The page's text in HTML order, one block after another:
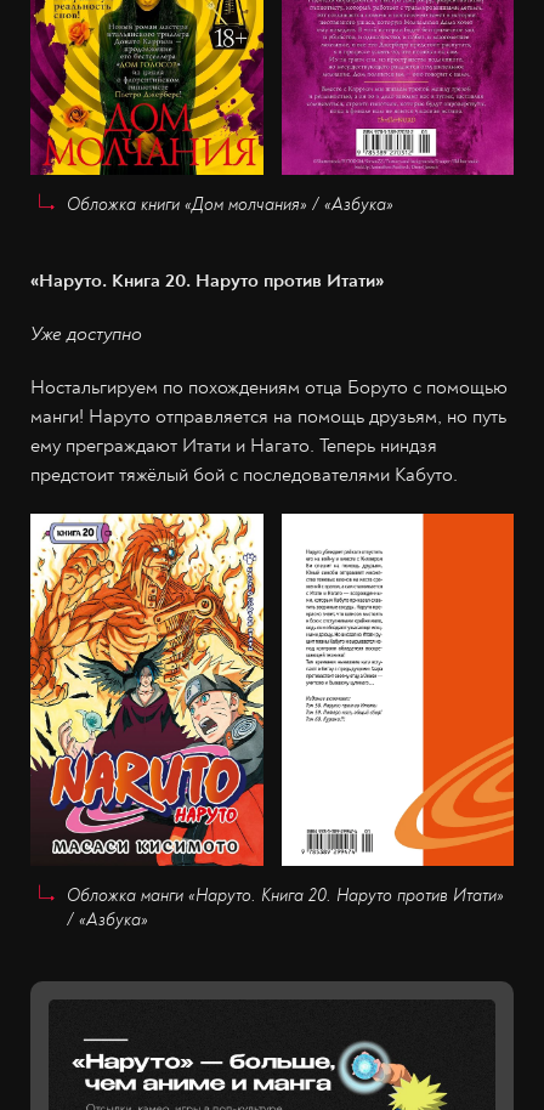
Обложка книги «Дом молчания» / «Азбука»
«Наруто. Книга 20. Наруто против Итати»
Уже доступно
Ностальгируем по похождениям отца Боруто с помощью
манги! Наруто отправляется на помощь друзьям, но путь
ему преграждают Итати и Нагато. Теперь ниндзя
предстоит тяжёлый бой с последователями Кабуто.
Обложка манги «Наруто. Книга 20. Наруто против Итати»
/ «Азбука»